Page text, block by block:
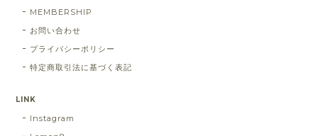
MEMBERSHIP
お問い合わせ
プライバシーポリシー
特定商取引法に基づく表記
LINK
Instagram